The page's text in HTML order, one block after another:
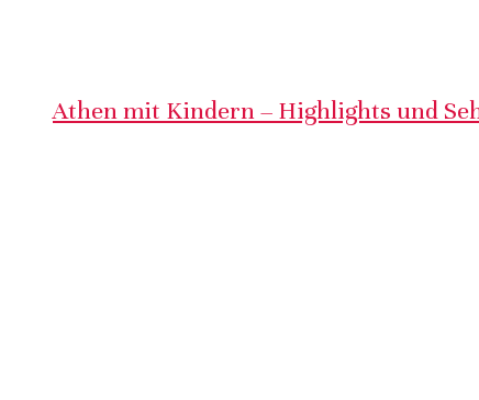
Athen mit Kindern – Highlights und